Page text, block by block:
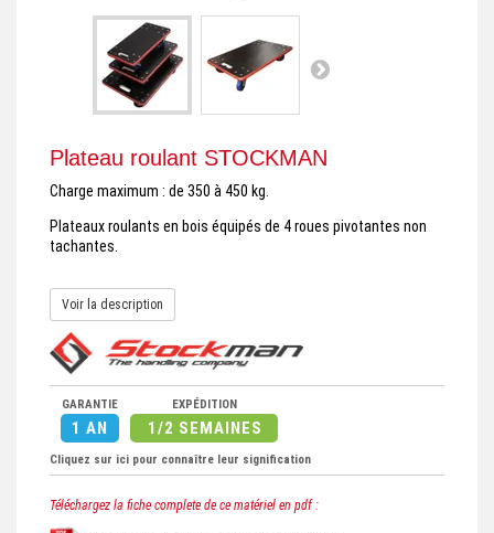
Plateau roulant STOCKMAN
Charge maximum : de 350 à 450 kg.
Plateaux roulants en bois équipés de 4 roues pivotantes non
tachantes.
Voir la description
GARANTIE
1 AN
EXPÉDITION
1/2 SEMAINES
Cliquez sur ici pour connaître leur signification
Téléchargez la fiche complete de ce matériel en pdf :